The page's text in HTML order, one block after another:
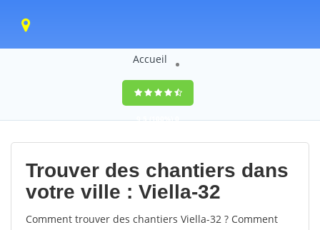
Accueil
9,5(100%)0
votes
Trouver des chantiers dans
votre ville : Viella-32
Comment trouver des chantiers Viella-32 ? Comment